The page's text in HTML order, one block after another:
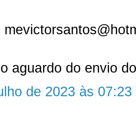
aguardo do envio
de 2023 às 07:23